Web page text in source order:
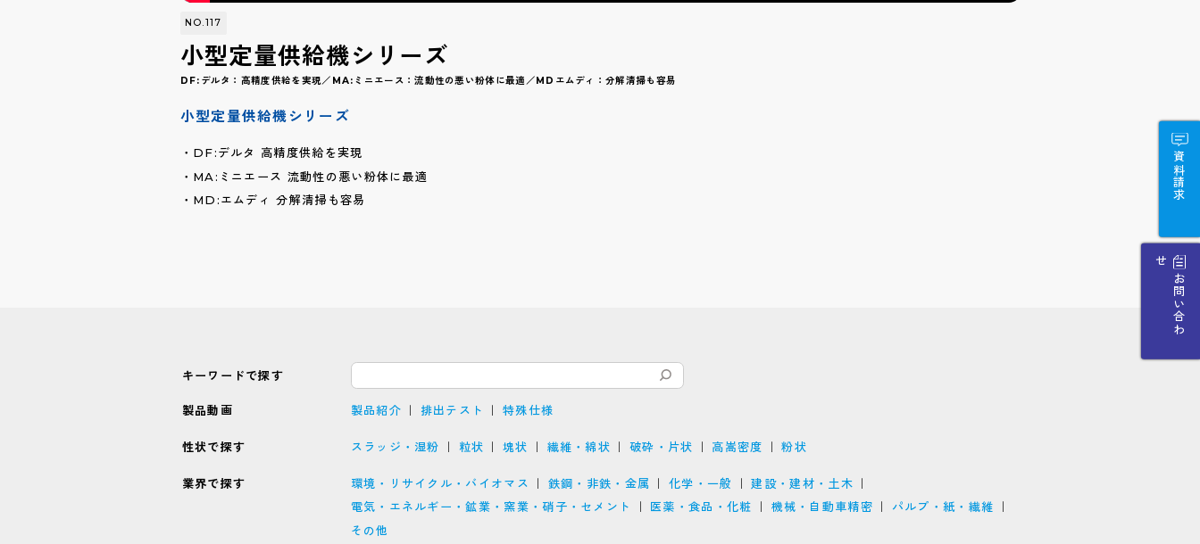
資料請求
お
問
い
合
わ
せ
NO.117
小型定量供給機シリーズ
DF:デルタ：高精度供給を実現／MA:ミニエース：流動性の悪い粉体に最適／MDエムディ：分解清掃も容易
小型定量供給機シリーズ
DF:デルタ 高精度供給を実現
MA:ミニエース 流動性の悪い粉体に最適
MD:エムディ 分解清掃も容易
キーワードで探す
製品動画 製品紹介 排出テスト 特殊仕様
性状で探す スラッジ・湿粉 粒状 塊状 繊維・綿状 破砕・片状 高嵩密度 粉状
業界で探す 環境・リサイクル・バイオマス 鉄鋼・非鉄・金属 化学・一般
建設・建材・土木
電気・エネルギー・鉱業・窯業・硝子・セメント
医薬・食品・化粧 機械・自動車精密
パルプ・紙・繊維
その他